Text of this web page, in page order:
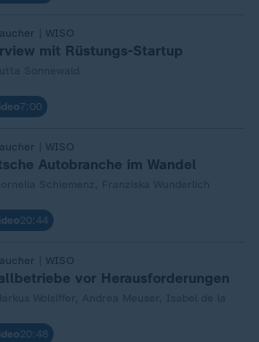
| WISO
mit Rüstungs-Startup
7:00
| WISO
Autobranche im Wandel
20:44
| WISO
vor Herausforderungen
20:48